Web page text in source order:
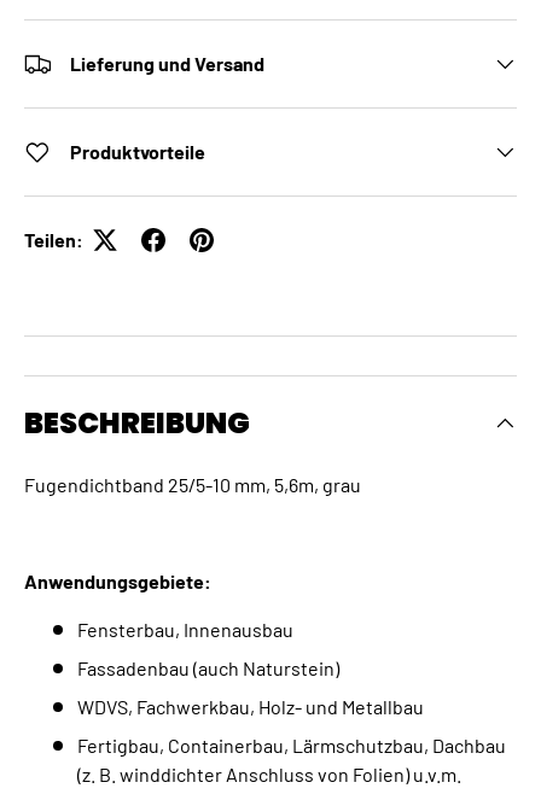
Lieferung und Versand
Produktvorteile
Teilen:
BESCHREIBUNG
Fugendichtband 25/5-10 mm, 5,6m, grau
Anwendungsgebiete:
Fensterbau, Innenausbau
Fassadenbau (auch Naturstein)
WDVS, Fachwerkbau, Holz- und Metallbau
Fertigbau, Containerbau, Lärmschutzbau, Dachbau
(z. B. winddichter Anschluss von Folien) u.v.m.